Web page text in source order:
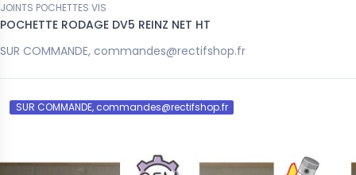
JOINTS POCHETTES VIS
POCHETTE RODAGE DV5 REINZ NET HT
SUR COMMANDE, commandes@rectifshop.fr
SUR COMMANDE, commandes@rectifshop.fr